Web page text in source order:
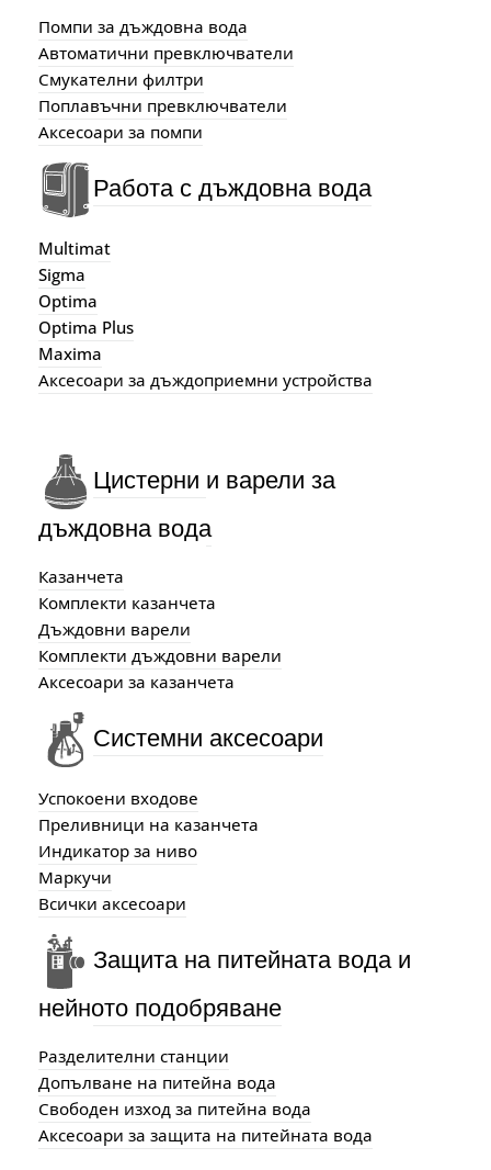
Помпи за дъждовна вода
Автоматични превключватели
Смукателни филтри
Поплавъчни превключватели
Аксесоари за помпи
Работа с дъждовна вода
Multimat
Sigma
Optima
Optima Plus
Maxima
Аксесоари за дъждоприемни устройства
Цистерни и варели за
дъждовна вода
Казанчета
Комплекти казанчета
Дъждовни варели
Комплекти дъждовни варели
Аксесоари за казанчета
Системни аксесоари
Успокоени входове
Преливници на казанчета
Индикатор за ниво
Маркучи
Всички аксесоари
Защита на питейната вода и
нейното подобряване
Разделителни станции
Допълване на питейна вода
Свободен изход за питейна вода
Аксесоари за защита на питейната вода